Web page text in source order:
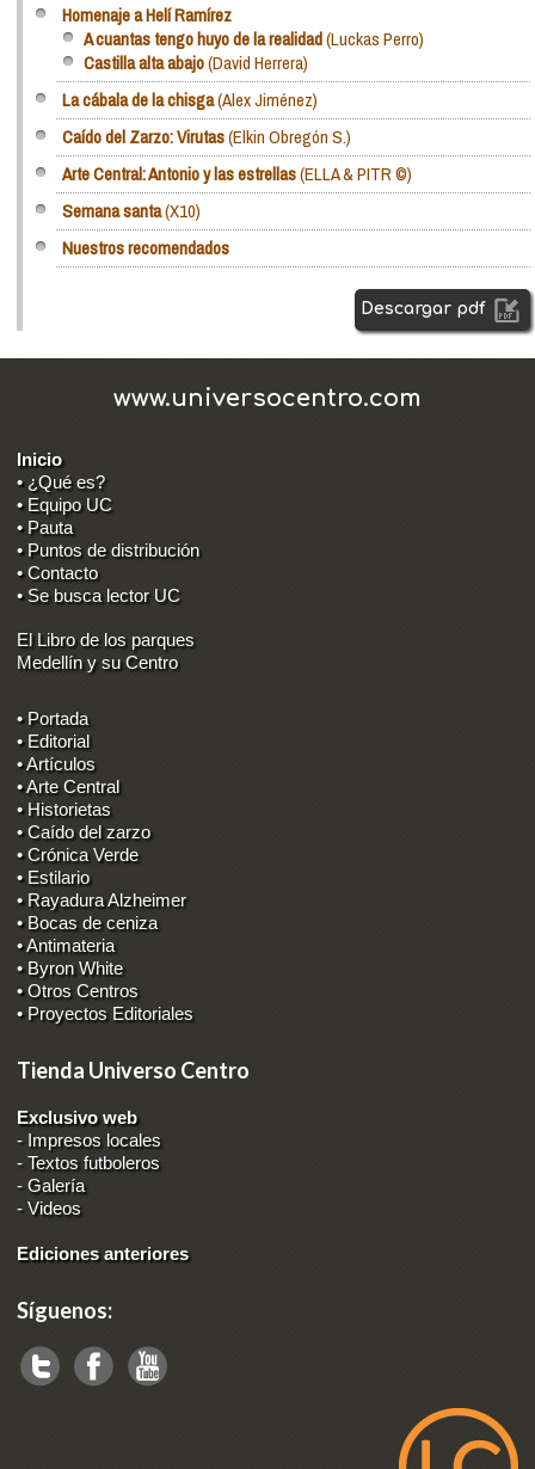
Homenaje a Helí Ramírez
A cuantas tengo huyo de la realidad(Luckas Perro)
Castilla alta abajo(David Herrera)
La cábala de la chisga(Alex Jiménez)
Caído del Zarzo: Virutas(Elkin Obregón S.)
Arte Central: Antonio y las estrellas(ELLA & PITR ©)
Semana santa(X10)
Nuestros recomendados
Descargar pdf
www.universocentro.com
Inicio
• ¿Qué es?
• Equipo UC
• Pauta
• Puntos de distribución
• Contacto
• Se busca lector UC
El Libro de los parques
Medellín y su Centro
• Portada
• Editorial
• Artículos
• Arte Central
• Historietas
• Caído del zarzo
• Crónica Verde
• Estilario
• Rayadura Alzheimer
• Bocas de ceniza
• Antimateria
• Byron White
• Otros Centros
• Proyectos Editoriales
Tienda Universo Centro
Exclusivo web
- Impresos locales
-Textos futboleros
-Galería
-Videos
Ediciones anteriores
Síguenos: